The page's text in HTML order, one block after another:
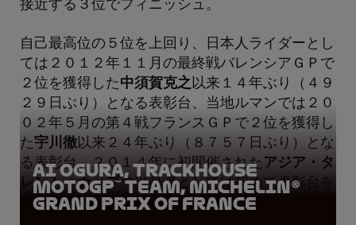
接近する３位でフィニッシュ。
自己最高位の５位を上回り、日本人ライダーとし
ては２０１２年１１月の最終戦バレンシアＧＰで
２位を獲得した中須賀克之 以来１４年ぶり（４９
２９日ぶり）となる表彰台、当地ルマンでは２０
０２年５月の第４戦フランスＧＰで２位を獲得し
た宇川徹以来２４年ぶり（８７５７日ぶり）とな
る表彰台、２０１４年に初開催された アジア・タ
レント・カップの出身者としては初めて表彰台を
獲得。
Ai Ogura, Trackhouse
MotoGP™ Team, Michelin®
Grand Prix of France